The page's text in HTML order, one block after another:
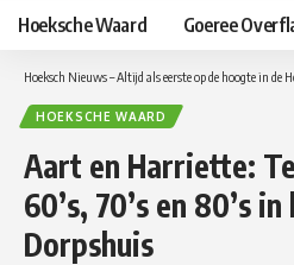
Hoeksche Waard Goeree
Hoeksch Nieuws – Altijd als eerste op de hoogte in de
HOEKSCHE WAARD
Aart en Harriette:
60’s, 70’s en 80’s
Dorpshuis